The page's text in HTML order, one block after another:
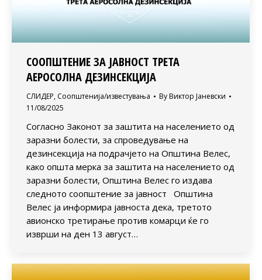
СООПШТЕНИЕ ЗА ЈАВНОСТ ТРЕТА
АЕРОСОЛНА ДЕЗИНСЕКЦИЈА
СЛИДЕР, Соопштенија/известувања By Виктор Јаневски
11/08/2025
Согласно Законот за заштита на населението од
заразни болести, за спроведување на
дезинсекција на подрачјето на Општина Велес,
како општа мерка за заштита на населението од
заразни болести, Општина Велес го издава
следното соопштение за јавност Општина
Велес ја информира јавноста дека, третото
авионско третирање против комарци ќе го
изврши на ден 13 август…